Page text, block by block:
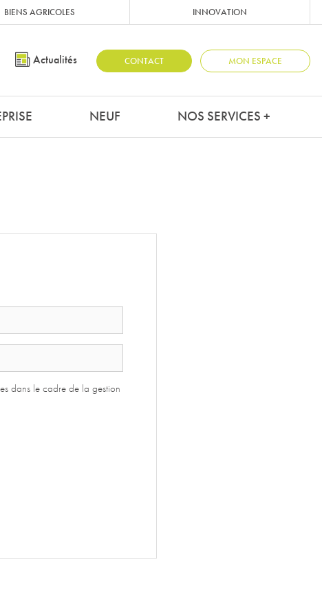
BIENS AGRICOLES INNOVATION
Actualités CONTACT MON ESPACE
NEUF NOS SERVICES +
dans le cadre de la gestion